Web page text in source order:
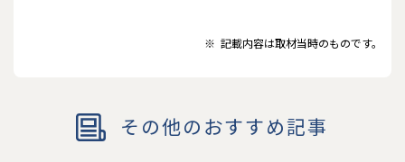
※ 記載内容は取材当時のものです。
その他のおすすめ記事